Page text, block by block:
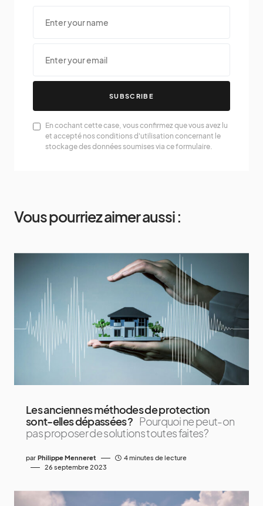
SUBSCRIBE
En cochant cette case, vous confirmez que vous avez lu
et accepté nos conditions d'utilisation concernant le
stockage des données soumises via ce formulaire.
Vous pourriez aimer aussi :
Les anciennes méthodes de protection
sont-elles dépassées ? Pourquoi ne peut-on
pas proposer de solutions toutes faites?
par Philippe Menneret
4 minutes de lecture
26 septembre 2023